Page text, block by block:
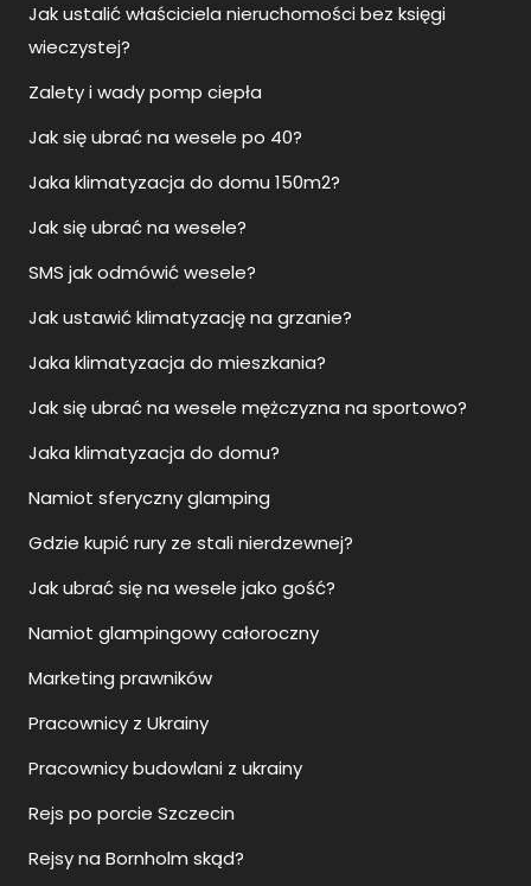
Jak ustalić właściciela nieruchomości bez księgi
wieczystej?
Zalety i wady pomp ciepła
Jak się ubrać na wesele po 40?
Jaka klimatyzacja do domu 150m2?
Jak się ubrać na wesele?
SMS jak odmówić wesele?
Jak ustawić klimatyzację na grzanie?
Jaka klimatyzacja do mieszkania?
Jak się ubrać na wesele mężczyzna na sportowo?
Jaka klimatyzacja do domu?
Namiot sferyczny glamping
Gdzie kupić rury ze stali nierdzewnej?
Jak ubrać się na wesele jako gość?
Namiot glampingowy całoroczny
Marketing prawników
Pracownicy z Ukrainy
Pracownicy budowlani z ukrainy
Rejs po porcie Szczecin
Rejsy na Bornholm skąd?